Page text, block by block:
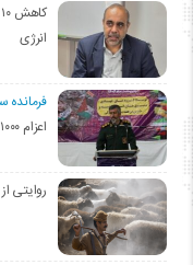
انرژی
فرمانده
اعزام ۱۰۰۰ مهدیشهری به تشییع رهبر شهید
روایتی